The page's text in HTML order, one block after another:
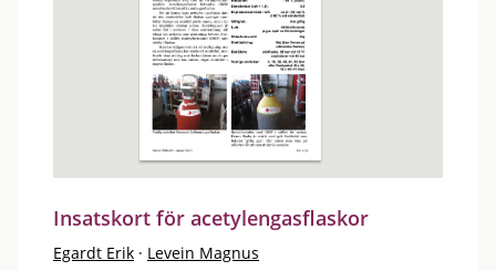
Insatskort för acetylengasflaskor
Egardt Erik · Levein Magnus